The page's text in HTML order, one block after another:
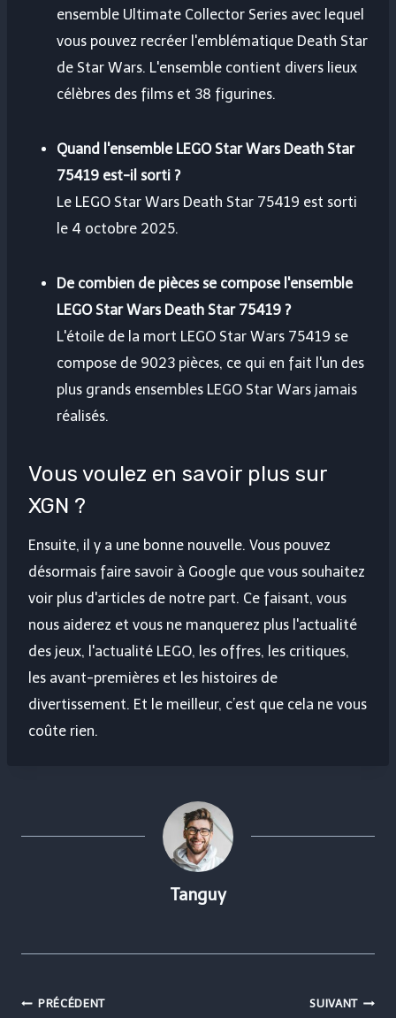
ensemble Ultimate Collector Series avec lequel
vous pouvez recréer l'emblématique Death Star
de Star Wars. L'ensemble contient divers lieux
célèbres des films et 38 figurines.
Quand l'ensemble LEGO Star Wars Death Star
75419 est-il sorti ?
Le LEGO Star Wars Death Star 75419 est sorti
le 4 octobre 2025.
De combien de pièces se compose l'ensemble
LEGO Star Wars Death Star 75419 ?
L'étoile de la mort LEGO Star Wars 75419 se
compose de 9023 pièces, ce qui en fait l'un des
plus grands ensembles LEGO Star Wars jamais
réalisés.
Vous voulez en savoir plus sur
XGN ?
Ensuite, il y a une bonne nouvelle. Vous pouvez
désormais faire savoir à Google que vous souhaitez
voir plus d'articles de notre part. Ce faisant, vous
nous aiderez et vous ne manquerez plus l'actualité
des jeux, l'actualité LEGO, les offres, les critiques,
les avant-premières et les histoires de
divertissement. Et le meilleur, c’est que cela ne vous
coûte rien.
Tanguy
Navigation
PRÉCÉDENT SUIVANT